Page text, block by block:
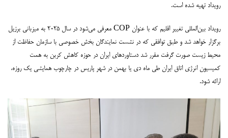
رویداد تهیه شده است.
رویداد بین‌المللی تغییر اقلیم که با عنوان COP معرفی می‌شود در سال ۲۰۲۵ به میزبانی برزیل
برگزار خواهد شد و طبق توافقی که در نشست نمایندگان بخش خصوصی با سازمان حفاظت از
محیط زیست صورت گرفت مقرر شد دستاوردهای ایران در حوزه کاهش کربن به همت
کمیسیون انرژی اتاق ایران طی ماه دی یا بهمن در شهر پاریس در چارچوب همایشی یک روزه،
ارائه شود.